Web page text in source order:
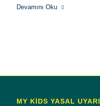
Devamını Oku
MY KİDS YASAL UYARI